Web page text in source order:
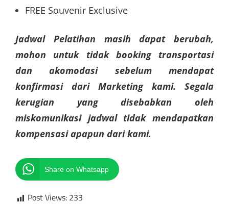
FREE Souvenir Exclusive
Jadwal Pelatihan masih dapat berubah,
mohon untuk tidak booking transportasi
dan akomodasi sebelum mendapat
konfirmasi dari Marketing kami. Segala
kerugian yang disebabkan oleh
miskomunikasi jadwal tidak mendapatkan
kompensasi apapun dari kami.
Share on Whatsapp
Post Views: 233